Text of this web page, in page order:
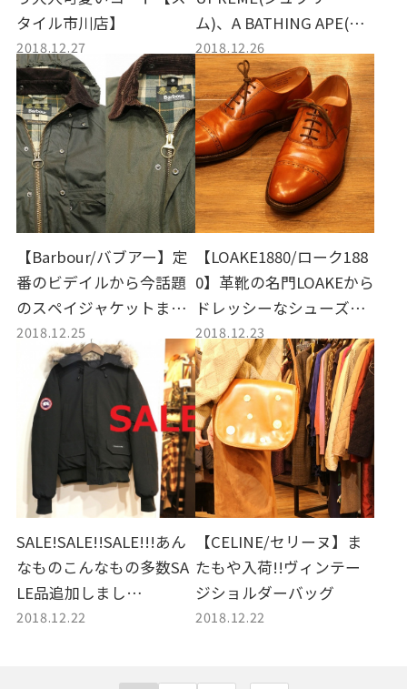
タイル市川店】
2018.12.27
ム)、A BATHING APE(エ
イプ)など値下げいたしま
した！
2018.12.26
【Barbour/バブアー】定
番のビデイルから今話題
のスペイジャケットまで!
ドンっと一挙入荷!!
2018.12.25
【LOAKE1880/ローク188
0】革靴の名門LOAKEから
ドレッシーなシューズの
入荷!
2018.12.23
SALE!SALE!!SALE!!!あん
なものこんなもの多数SA
LE品追加しまし
た！！！！
2018.12.22
【CELINE/セリーヌ】ま
たもや入荷!!ヴィンテー
ジショルダーバッグ
2018.12.22